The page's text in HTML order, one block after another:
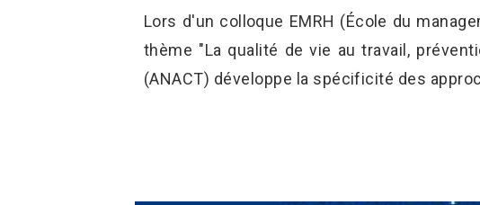
Lors d'un colloque EMRH (École du
thème "La qualité de vie au travail,
(ANACT) développe la spécificité des